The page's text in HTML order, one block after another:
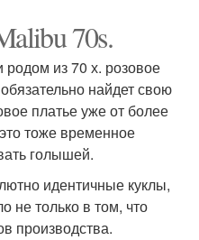
70s.
из 70 х. розовое
найдет свою
платье уже от более
тоже временное
голышей.
идентичные куклы,
не только в том, что
производства.